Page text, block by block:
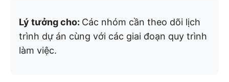
Lý tưởng cho: Các nhóm cần theo dõi lịch
trình dự án cùng với các giai đoạn quy trình
làm việc.